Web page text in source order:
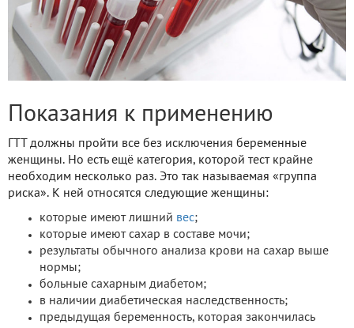
Показания к применению
ГТТ должны пройти все без исключения беременные
женщины. Но есть ещё категория, которой тест крайне
необходим несколько раз. Это так называемая «группа
риска». К ней относятся следующие женщины:
которые имеют лишний вес;
которые имеют сахар в составе мочи;
результаты обычного анализа крови на сахар выше
нормы;
больные сахарным диабетом;
в наличии диабетическая наследственность;
предыдущая беременность, которая закончилась